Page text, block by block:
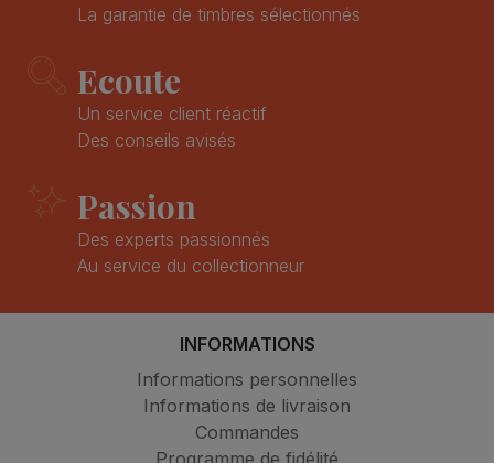
La garantie de timbres sélectionnés
Ecoute
Un service client réactif
Des conseils avisés
Passion
Des experts passionnés
Au service du collectionneur
INFORMATIONS
Informations personnelles
Informations de livraison
Commandes
Programme de fidélité